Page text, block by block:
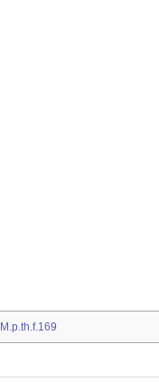
M.p.th.f.169